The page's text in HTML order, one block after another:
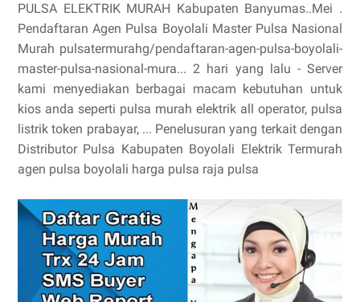
PULSA ELEKTRIK MURAH Kabupaten Banyumas..Mei .
Pendaftaran Agen Pulsa Boyolali Master Pulsa Nasional
Murah pulsatermurahg/pendaftaran-agen-pulsa-boyolali-
master-pulsa-nasional-mura... 2 hari yang lalu - Server
kami menyediakan berbagai macam kebutuhan untuk
kios anda seperti pulsa murah elektrik all operator, pulsa
listrik token prabayar, ... Penelusuran yang terkait dengan
Distributor Pulsa Kabupaten Boyolali Elektrik Termurah
agen pulsa boyolali harga pulsa raja pulsa